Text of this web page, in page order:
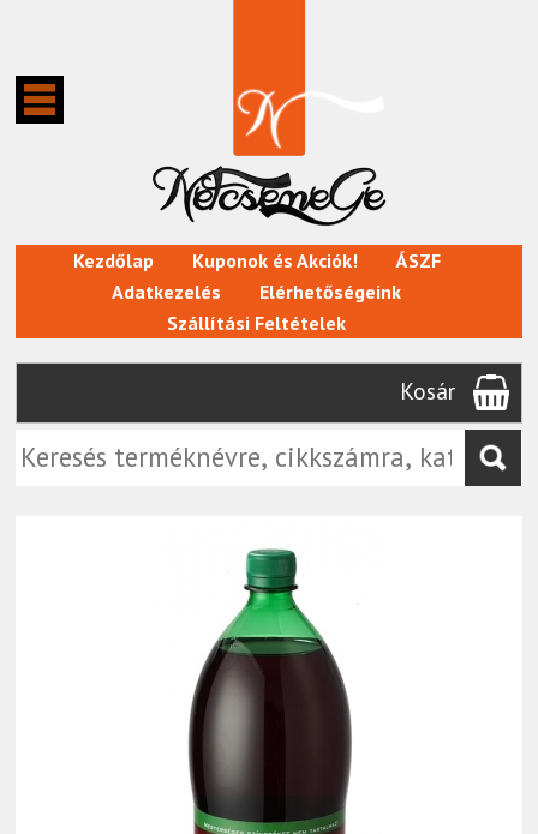
Kezdőlap Kuponok és Akciók!
ÁSZF
Adatkezelés
Elérhetőségeink
Szállítási Feltételek
Kosár